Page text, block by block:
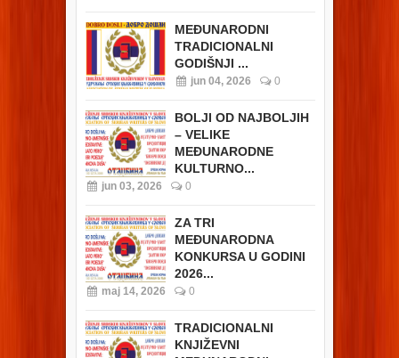
MEĐUNARODNI
TRADICIONALNI
GODIŠNJI ...
jun 04, 2026 0
BOLJI OD NAJBOLJIH
– VELIKE
MEĐUNARODNE
KULTURNO...
jun 03, 2026 0
ZA TRI
MEĐUNARODNA
KONKURSA U GODINI
2026...
maj 14, 2026 0
TRADICIONALNI
KNJIŽEVNI